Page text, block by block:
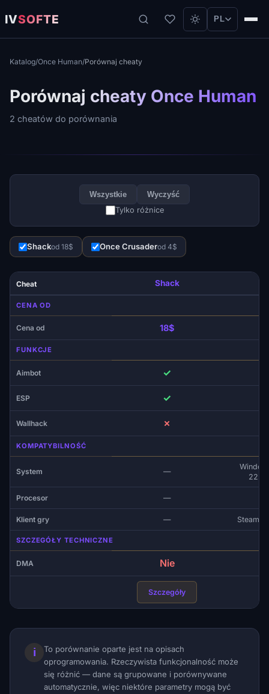
IVSOFTE PL
Katalog/Once Human/Porównaj cheaty
Porównaj cheaty Once Human
2 cheatów do porównania
Wszystkie
Wyczyść
Tylko różnice
Shackod 18$ Once Crusaderod 4$
Cheat Shack
CENA OD
Cena od 18$
FUNKCJE
Aimbot ✓
ESP ✓
Wallhack ✗
KOMPATYBILNOŚĆ
System —
Procesor —
Klient gry — Steam,
SZCZEGÓŁY TECHNICZNE
DMA Nie
Szczegóły
ℹ
To porównanie oparte jest na opisach
oprogramowania. Rzeczywista funkcjonalność może
się różnić — dane są grupowane i porównywane
automatycznie, więc niektóre parametry mogą być